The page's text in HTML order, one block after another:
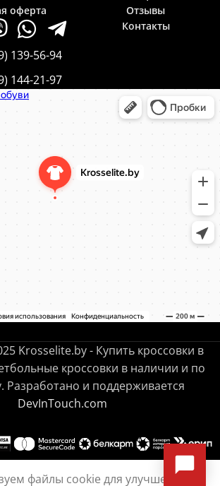
оферта
139-56-94
144-21-97
Отзывы
Контакты
сайт в Минске
Krosselite.by - Купить кроссовки в
кроссовки в наличии и по
Разработано и поддерживается
DevInTouch.com
файлы cookie для улучшения